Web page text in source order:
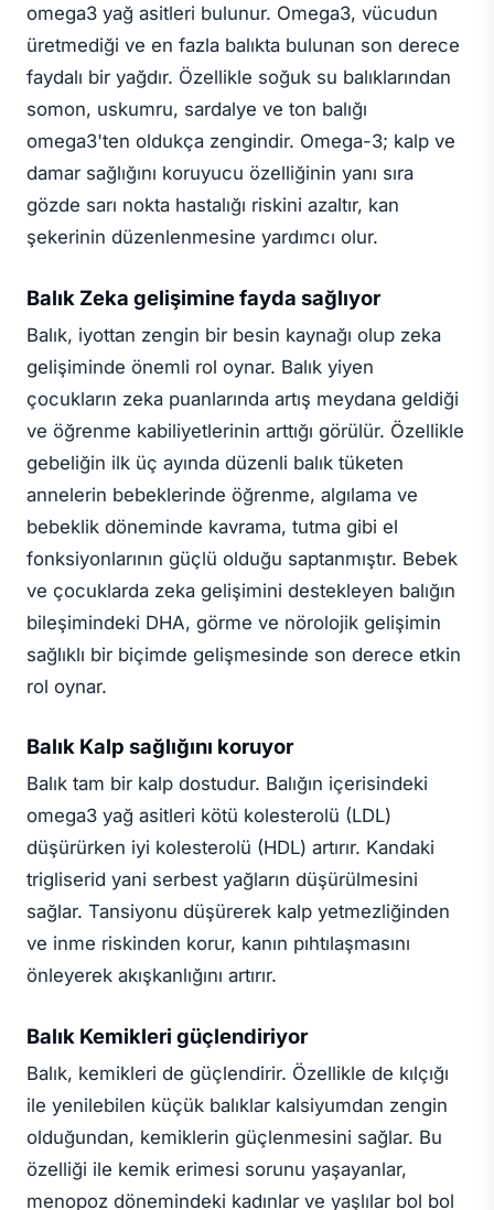
omega3 yağ asitleri bulunur. Omega3, vücudun
üretmediği ve en fazla balıkta bulunan son derece
faydalı bir yağdır. Özellikle soğuk su balıklarından
somon, uskumru, sardalye ve ton balığı
omega3'ten oldukça zengindir. Omega-3; kalp ve
damar sağlığını koruyucu özelliğinin yanı sıra
gözde sarı nokta hastalığı riskini azaltır, kan
şekerinin düzenlenmesine yardımcı olur.
Balık Zeka gelişimine fayda sağlıyor
Balık, iyottan zengin bir besin kaynağı olup zeka
gelişiminde önemli rol oynar. Balık yiyen
çocukların zeka puanlarında artış meydana geldiği
ve öğrenme kabiliyetlerinin arttığı görülür. Özellikle
gebeliğin ilk üç ayında düzenli balık tüketen
annelerin bebeklerinde öğrenme, algılama ve
bebeklik döneminde kavrama, tutma gibi el
fonksiyonlarının güçlü olduğu saptanmıştır. Bebek
ve çocuklarda zeka gelişimini destekleyen balığın
bileşimindeki DHA, görme ve nörolojik gelişimin
sağlıklı bir biçimde gelişmesinde son derece etkin
rol oynar.
Balık Kalp sağlığını koruyor
Balık tam bir kalp dostudur. Balığın içerisindeki
omega3 yağ asitleri kötü kolesterolü (LDL)
düşürürken iyi kolesterolü (HDL) artırır. Kandaki
trigliserid yani serbest yağların düşürülmesini
sağlar. Tansiyonu düşürerek kalp yetmezliğinden
ve inme riskinden korur, kanın pıhtılaşmasını
önleyerek akışkanlığını artırır.
Balık Kemikleri güçlendiriyor
Balık, kemikleri de güçlendirir. Özellikle de kılçığı
ile yenilebilen küçük balıklar kalsiyumdan zengin
olduğundan, kemiklerin güçlenmesini sağlar. Bu
özelliği ile kemik erimesi sorunu yaşayanlar,
menopoz dönemindeki kadınlar ve yaşlılar bol bol